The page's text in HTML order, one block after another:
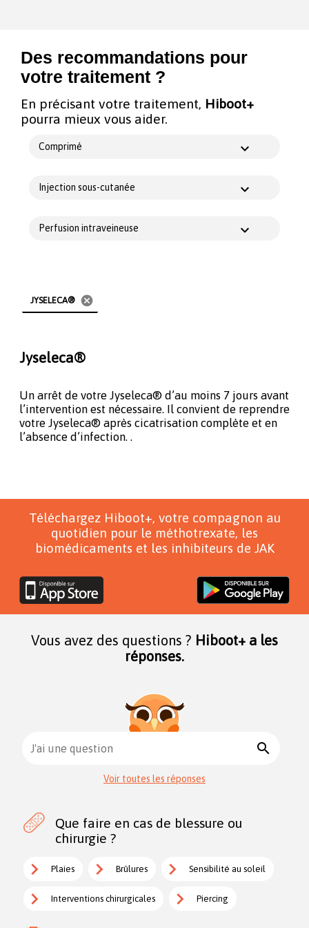
Des recommandations pour
votre traitement ?
En précisant votre traitement, Hiboot+
pourra mieux vous aider.
Comprimé
Injection sous-cutanée
Perfusion intraveineuse
JYSELECA® cancel
Jyseleca®
Un arrêt de votre Jyseleca® d’au moins 7 jours avant
l’intervention est nécessaire. Il convient de reprendre
votre Jyseleca® après cicatrisation complète et en
l’absence d’infection. .
Téléchargez Hiboot+, votre compagnon au
quotidien pour le méthotrexate, les
biomédicaments et les inhibiteurs de JAK
Vous avez des questions ? Hiboot+ a les
réponses.
J'ai une question search
Voir toutes les réponses
Que faire en cas de blessure ou
chirurgie ?
Plaies Brûlures Sensibilité au soleil
Interventions chirurgicales Piercing